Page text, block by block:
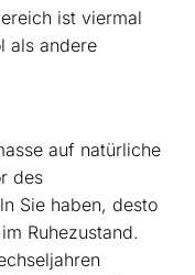
ist viermal
als andere
auf natürliche
des
Sie haben, desto
Ruhezustand.